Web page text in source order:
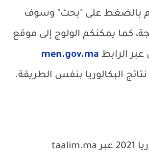
بالضغط على "بحث" وسوف
كما يمكنكم الولوج إلى موقع
عبر الرابط men.gov.ma
البكالوريا بنفس الطريقة.
taalim.ma